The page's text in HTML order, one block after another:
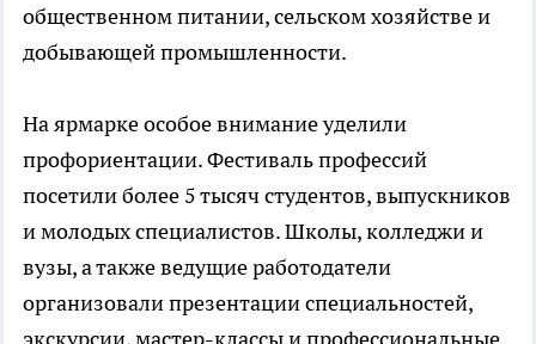
общественном питании, сельском хозяйстве и
добывающей промышленности.
На ярмарке особое внимание уделили
профориентации. Фестиваль профессий
посетили более 5 тысяч студентов, выпускников
и молодых специалистов. Школы, колледжи и
вузы, а также ведущие работодатели
организовали презентации специальностей,
экскурсии, мастер-классы и профессиональные